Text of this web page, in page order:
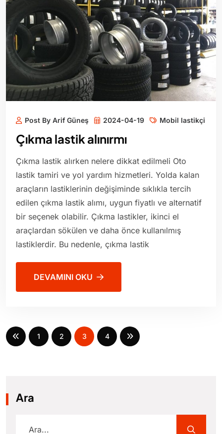
Post By Arif Güneş 2024-04-19 Mobil lastikçi
Çıkma lastik alınırmı
Çıkma lastik alırken nelere dikkat edilmeli Oto
lastik tamiri ve yol yardım hizmetleri. Yolda kalan
araçların lastiklerinin değişiminde sıklıkla tercih
edilen çıkma lastik alımı, uygun fiyatlı ve alternatif
bir seçenek olabilir. Çıkma lastikler, ikinci el
araçlardan sökülen ve daha önce kullanılmış
lastiklerdir. Bu nedenle, çıkma lastik
DEVAMINI OKU
1 2 3 4
Ara